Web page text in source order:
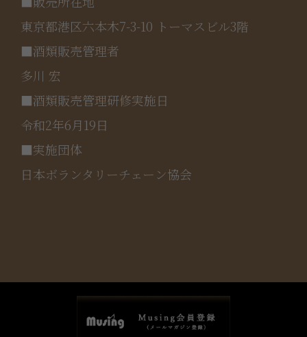
東京都港区六本木7-3-10 トーマスビル3階
■酒類販売管理者
多川 宏
■酒類販売管理研修実施日
令和2年6月19日
■実施団体
日本ボランタリーチェーン協会